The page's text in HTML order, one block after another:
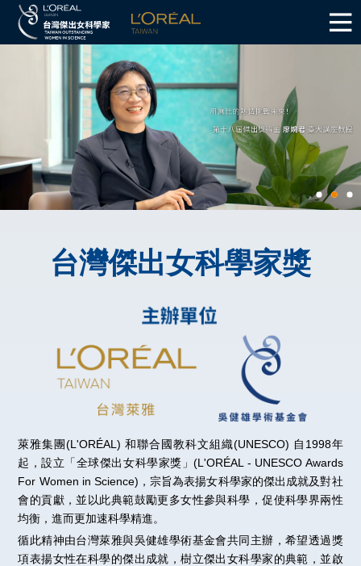
台灣傑出女科學家獎
萊雅集團(L'ORÉAL) 和聯合國教科文組織(UNESCO) 自1998年
起，設立「全球傑出女科學家獎」(L'ORÉAL - UNESCO Awards
For Women in Science)，宗旨為表揚女科學家的傑出成就及對社
會的貢獻，並以此典範鼓勵更多女性參與科學，促使科學界兩性
均衡，進而更加速科學精進。
循此精神由台灣萊雅與吳健雄學術基金會共同主辦，希望透過獎
項表揚女性在科學的傑出成就，樹立傑出女科學家的典範，並啟